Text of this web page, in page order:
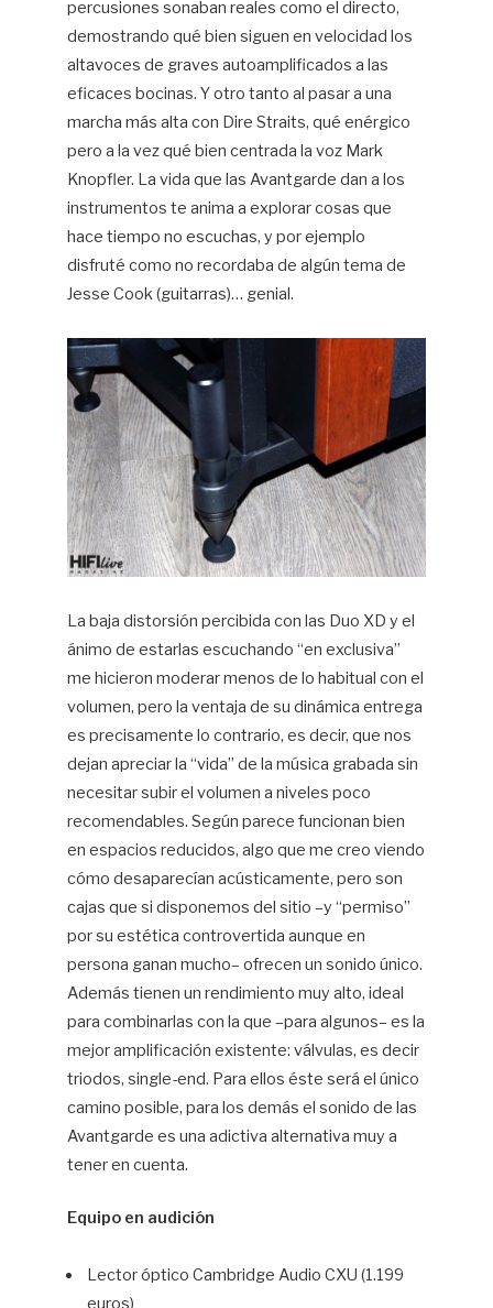
percusiones sonaban reales como el directo,
demostrando qué bien siguen en velocidad los
altavoces de graves autoamplificados a las
eficaces bocinas. Y otro tanto al pasar a una
marcha más alta con Dire Straits, qué enérgico
pero a la vez qué bien centrada la voz Mark
Knopfler. La vida que las Avantgarde dan a los
instrumentos te anima a explorar cosas que
hace tiempo no escuchas, y por ejemplo
disfruté como no recordaba de algún tema de
Jesse Cook (guitarras)… genial.
La baja distorsión percibida con las Duo XD y el
ánimo de estarlas escuchando “en exclusiva”
me hicieron moderar menos de lo habitual con el
volumen, pero la ventaja de su dinámica entrega
es precisamente lo contrario, es decir, que nos
dejan apreciar la “vida” de la música grabada sin
necesitar subir el volumen a niveles poco
recomendables. Según parece funcionan bien
en espacios reducidos, algo que me creo viendo
cómo desaparecían acústicamente, pero son
cajas que si disponemos del sitio –y “permiso”
por su estética controvertida aunque en
persona ganan mucho– ofrecen un sonido único.
Además tienen un rendimiento muy alto, ideal
para combinarlas con la que –para algunos– es la
mejor amplificación existente: válvulas, es decir
triodos, single-end. Para ellos éste será el único
camino posible, para los demás el sonido de las
Avantgarde es una adictiva alternativa muy a
tener en cuenta.
Equipo en audición
Lector óptico Cambridge Audio CXU (1.199
euros)